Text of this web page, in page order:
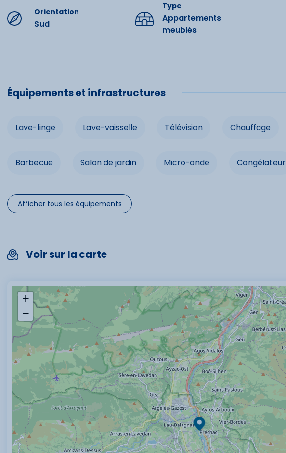
Orientation
Sud
Type
Appartements
meublés
Équipements et infrastructures
Lave-linge Lave-vaisselle Télévision Chauffage
Barbecue Salon de jardin Micro-onde Congélateur
Prise TV
Afficher tous les équipements
Lave-linge
Salon de jardin
Voir sur la carte
+
−